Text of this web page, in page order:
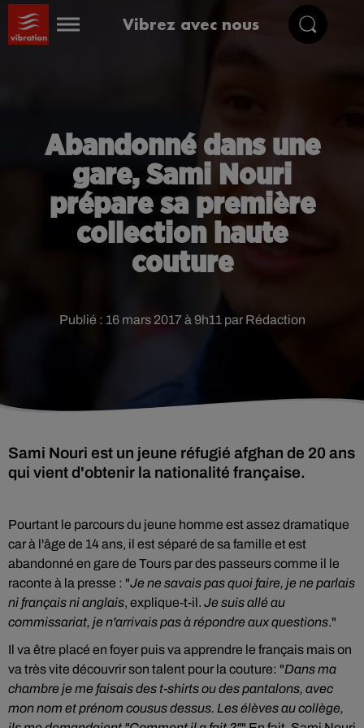
Vibrez avec nous
Abandonné dans une
gare, Sami Nouri
prépare sa première
collection haute
couture
Publié : 16 mars 2017 à 9h11 par Rédaction
Sami Nouri est un jeune réfugié afghan de 20 ans
qui vient d'obtenir la nationalité française.
Pourtant le parcours du jeune homme est assez dramatique
car à l'âge de 14 ans, il est séparé de sa famille et est
abandonné en gare de Tours par des passeurs comme il le
raconte à la presse : "Je ne savais pas quoi faire, je ne parlais
ni français ni anglais, explique-t-il. Je suis allé au
commissariat, je n'arrivais pas à répondre aux questions."
Il va être placé en foyer puis va apprendre le français mais on
va très vite découvrir son talent pour la couture: "Dans ma
chambre je me faisais des t-shirts ou des pantalons, avec
mon nom et prénom cousus dessus. Les élèves au collège,